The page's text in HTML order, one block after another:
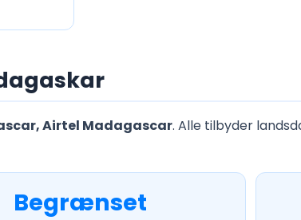
Airtel Madagascar. Alle tilbyder
Begrænset